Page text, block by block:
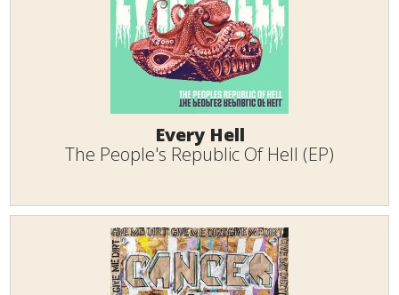
Every Hell
The People's Republic Of Hell (EP)